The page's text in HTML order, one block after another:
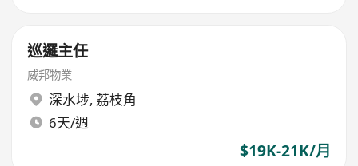
巡邏主任
威邦物業
深水埗, 荔枝角
6天/週
$19K-21K/月